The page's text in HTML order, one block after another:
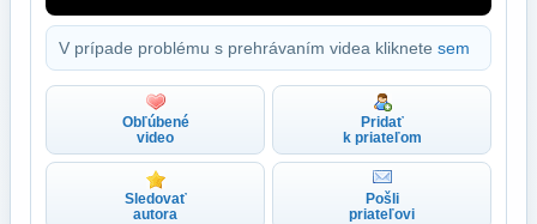
V prípade problému s prehrávaním videa kliknete sem
Obľúbené
video
Pridať
k priateľom
Sledovať
autora
Pošli
priateľovi